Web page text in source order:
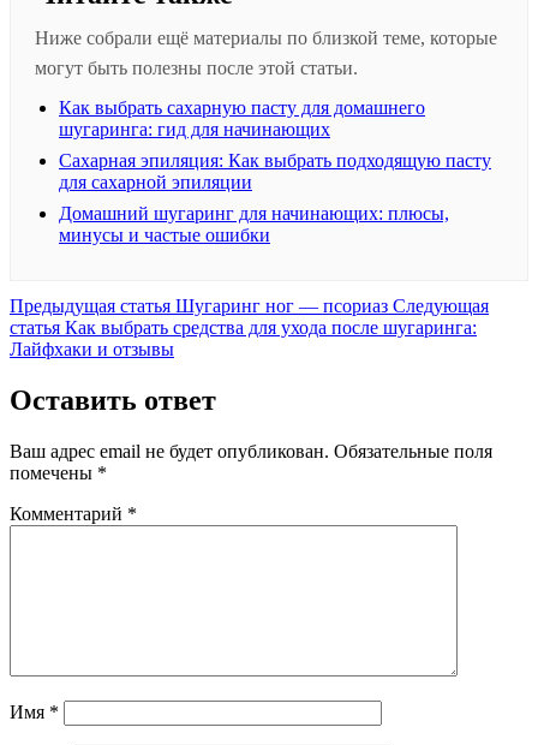
Ниже собрали ещё материалы по близкой теме, которые
могут быть полезны после этой статьи.
Как выбрать сахарную пасту для домашнего
шугаринга: гид для начинающих
Сахарная эпиляция: Как выбрать подходящую пасту
для сахарной эпиляции
Домашний шугаринг для начинающих: плюсы,
минусы и частые ошибки
Предыдущая статья Предыдущая
запись:
Шугаринг ног — псориаз Следующая
статья Следующая
запись:
Как выбрать средства для ухода после шугаринга:
Лайфхаки и отзывы
Оставить ответ
Ваш адрес email не будет опубликован. Обязательные поля
помечены *
Комментарий *
Имя *